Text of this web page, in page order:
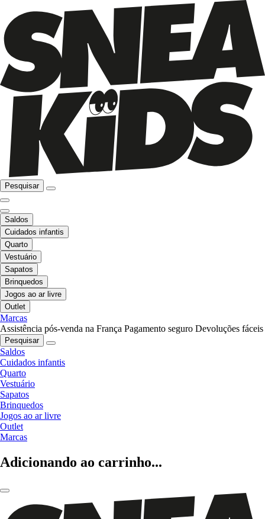
Pesquisar
Saldos
Cuidados infantis
Quarto
Vestuário
Sapatos
Brinquedos
Jogos ao ar livre
Outlet
Marcas
Assistência pós-venda na França Pagamento seguro Devoluções fáceis
Pesquisar
Saldos
Cuidados infantis
Quarto
Vestuário
Sapatos
Brinquedos
Jogos ao ar livre
Outlet
Marcas
Adicionando ao carrinho...